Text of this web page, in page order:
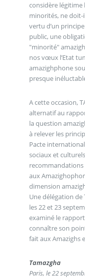
considère légitime
minorités, ne doit-
vertu d’un
public, une
"minorité"
nos vœux l’Etat
amazighphone
presque
A cette occasion,
alternatif au
la question
à relever les
Pacte
sociaux et
recommandations
aux
dimension
Une délégation de
les 22 et 23
examiné le
connaître son
fait aux Amazighs
Tamazgha
Paris, le 22